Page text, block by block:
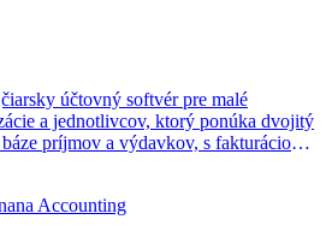
účtovný softvér pre malé
a jednotlivcov, ktorý ponúka dvojitý
príjmov a výdavkov, s fakturáciou,
Accounting